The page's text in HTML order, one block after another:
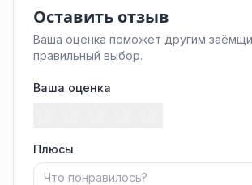
Оставить отзыв
Ваша оценка поможет другим
правильный выбор.
Ваша оценка
Плюсы